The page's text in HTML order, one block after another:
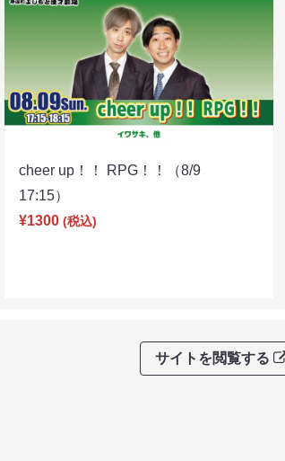
cheer up！！ RPG！！（8/9
17:15）
¥1300 (税込)
サイトを閲覧する